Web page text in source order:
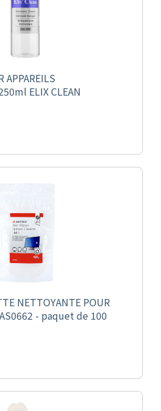
APPAREILS
ELIX CLEAN
NETTOYANTE POUR
AS0662 - paquet de 100